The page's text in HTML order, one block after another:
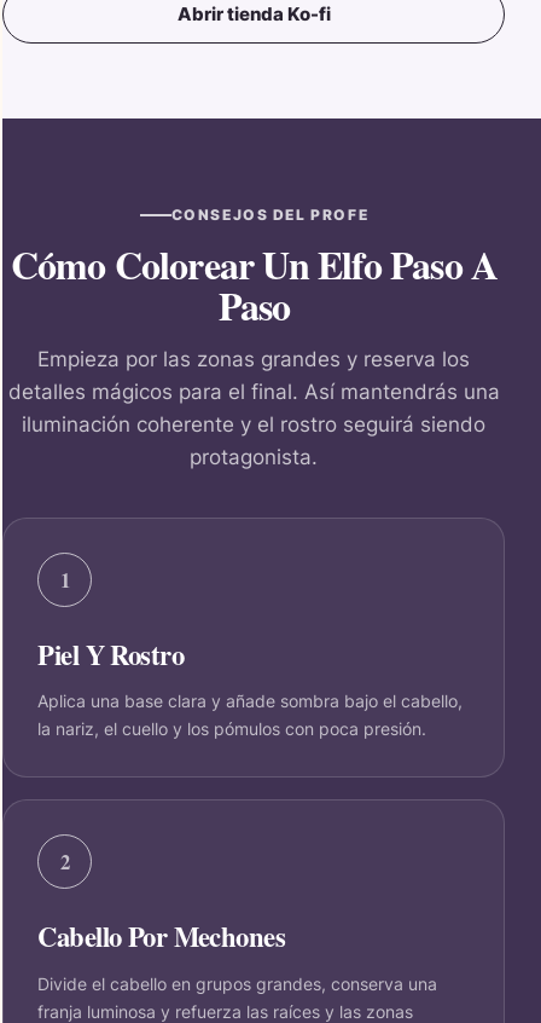
Abrir tienda Ko-fi
CONSEJOS DEL PROFE
Cómo Colorear Un Elfo Paso A
Paso
Empieza por las zonas grandes y reserva los
detalles mágicos para el final. Así mantendrás una
iluminación coherente y el rostro seguirá siendo
protagonista.
1
Piel Y Rostro
Aplica una base clara y añade sombra bajo el cabello,
la nariz, el cuello y los pómulos con poca presión.
2
Cabello Por Mechones
Divide el cabello en grupos grandes, conserva una
franja luminosa y refuerza las raíces y las zonas